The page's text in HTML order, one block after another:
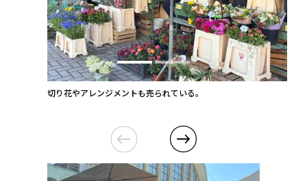
切り花やアレンジメントも売られている。